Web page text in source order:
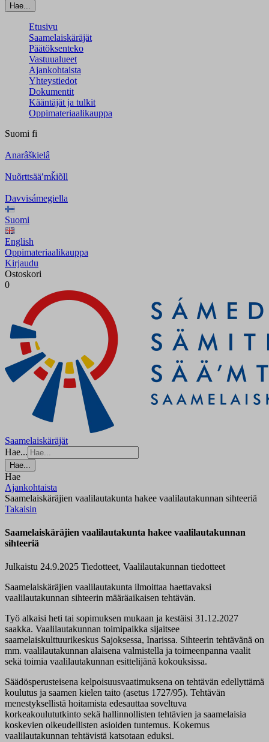
Hae...
Etusivu
Saamelaiskäräjät
Päätöksenteko
Vastuualueet
Ajankohtaista
Yhteystiedot
Dokumentit
Kääntäjät ja tulkit
Oppimateriaalikauppa
Suomi fi
Anarâškielâ
Nuõrttsääʹmǩiõll
Davvisámegiella
Suomi
English
Oppimateriaalikauppa
Kirjaudu
Ostoskori
0
Saamelaiskäräjät
Hae...
Hae...
Hae
Ajankohtaista
Saamelaiskäräjien vaalilautakunta hakee vaalilautakunnan sihteeriä
Takaisin
Saamelaiskäräjien vaalilautakunta hakee vaalilautakunnan
sihteeriä
Julkaistu 24.9.2025 Tiedotteet, Vaalilautakunnan tiedotteet
Saamelaiskäräjien vaalilautakunta ilmoittaa haettavaksi
vaalilautakunnan sihteerin määräaikaisen tehtävän.
Työ alkaisi heti tai sopimuksen mukaan ja kestäisi 31.12.2027
saakka. Vaalilautakunnan toimipaikka sijaitsee
saamelaiskulttuurikeskus Sajoksessa, Inarissa. Sihteerin tehtävänä on
mm. vaalilautakunnan alaisena valmistella ja toimeenpanna vaalit
sekä toimia vaalilautakunnan esittelijänä kokouksissa.
Säädösperusteisena kelpoisuusvaatimuksena on tehtävän edellyttämä
koulutus ja saamen kielen taito (asetus 1727/95). Tehtävän
menestyksellistä hoitamista edesauttaa soveltuva
korkeakoulututkinto sekä hallinnollisten tehtävien ja saamelaisia
koskevien oikeudellisten asioiden tuntemus. Kokemus
vaalilautakunnan tehtävistä katsotaan eduksi.